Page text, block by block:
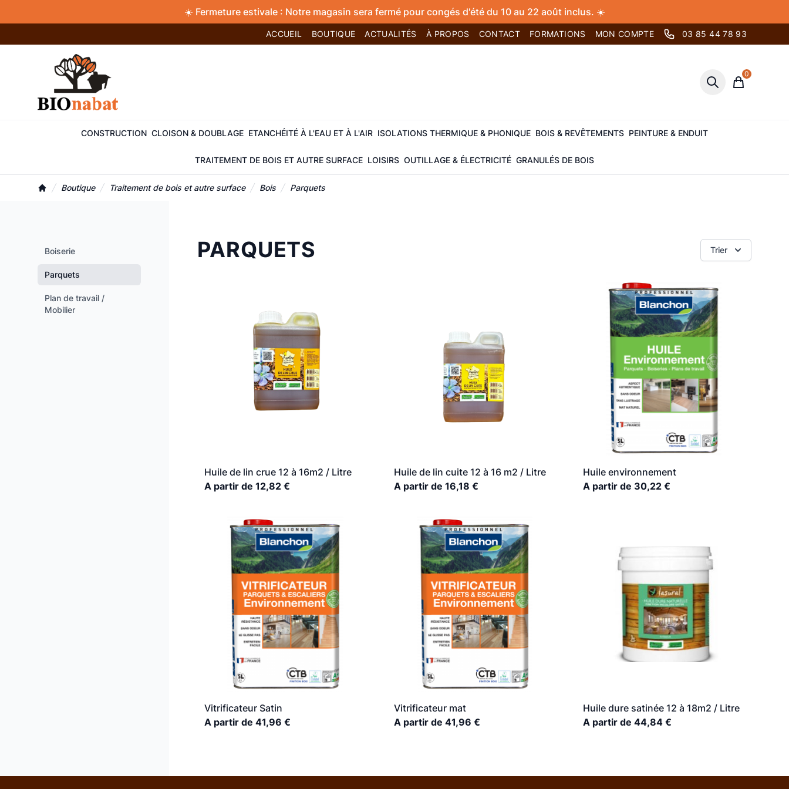
☀️ Fermeture estivale : Notre magasin sera fermé pour congés d'été du 10 au 22 août inclus. ☀️
ACCUEIL BOUTIQUE ACTUALITÉS À PROPOS CONTACT FORMATIONS MON COMPTE 03 85 44 78 93
Panier
0
CONSTRUCTION CLOISON & DOUBLAGE ETANCHÉITÉ À L'EAU ET À L'AIR ISOLATIONS THERMIQUE & PHONIQUE BOIS & REVÊTEMENTS PEINTURE & ENDUIT
TRAITEMENT DE BOIS ET AUTRE SURFACE LOISIRS OUTILLAGE & ÉLECTRICITÉ GRANULÉS DE BOIS
Boutique Traitement de bois et autre surface Bois Parquets
Boiserie
Parquets
Plan de travail /
Mobilier
PARQUETS Trier
Huile de lin crue 12 à 16m2 / Litre
A partir de 12,82 €
Huile de lin cuite 12 à 16 m2 / Litre
A partir de 16,18 €
Huile environnement
A partir de 30,22 €
Vitrificateur Satin
A partir de 41,96 €
Vitrificateur mat
A partir de 41,96 €
Huile dure satinée 12 à 18m2 / Litre
A partir de 44,84 €